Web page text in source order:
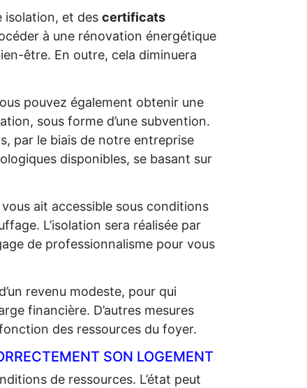
isolation, et des certificats
à une rénovation énergétique
être. En outre, cela diminuera
pouvez également obtenir une
sous forme d’une subvention.
par le biais de notre entreprise
disponibles, se basant sur
ait accessible sous conditions
L’isolation sera réalisée par
de professionnalisme pour vous
revenu modeste, pour qui
financière. D’autres mesures
des ressources du foyer.
SON LOGEMENT
de ressources. L’état peut